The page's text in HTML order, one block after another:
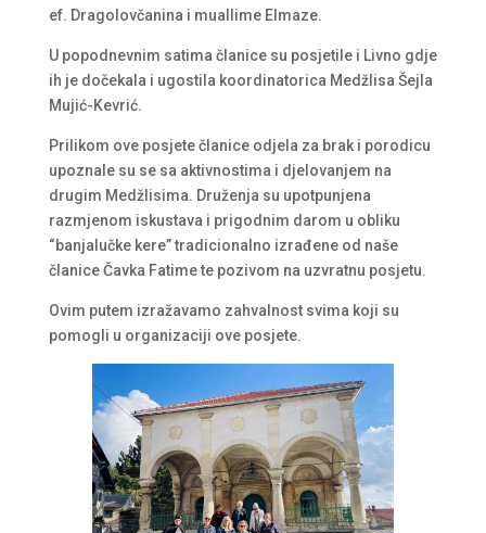
ef. Dragolovčanina i muallime Elmaze.
U popodnevnim satima članice su posjetile i Livno gdje
ih je dočekala i ugostila koordinatorica Medžlisa Šejla
Mujić-Kevrić.
Prilikom ove posjete članice odjela za brak i porodicu
upoznale su se sa aktivnostima i djelovanjem na
drugim Medžlisima. Druženja su upotpunjena
razmjenom iskustava i prigodnim darom u obliku
“banjalučke kere” tradicionalno izrađene od naše
članice Čavka Fatime te pozivom na uzvratnu posjetu.
Ovim putem izražavamo zahvalnost svima koji su
pomogli u organizaciji ove posjete.